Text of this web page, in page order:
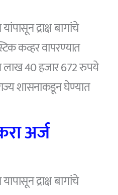
द्राक्ष बागांचे
कव्हर वापरण्यात
लाख 40 हजार 672 रुपये
शासनाकडून घेण्यात
अर्ज
द्राक्ष बागांचे